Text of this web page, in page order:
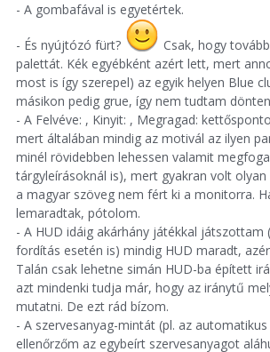
- A gombafával is egyetértek.
- És nyújtózó fürt?
Csak, hogy
palettát. Kék egyébként azért lett, mert
most is így szerepel) az egyik helyen Blue
másikon pedig grue, így nem tudtam
- A Felvéve: , Kinyit: , Megragad:
mert általában mindig az motivál az ilyen
minél rövidebben lehessen valamit
tárgyleírásoknál is), mert gyakran volt
a magyar szöveg nem fért ki a monitorra.
lemaradtak, pótolom.
- A HUD idáig akárhány játékkal játszottam
fordítás esetén is) mindig HUD maradt,
Talán csak lehetne simán HUD-ba épített
azt mindenki tudja már, hogy az iránytű
mutatni. De ezt rád bízom.
- A szervesanyag-mintát (pl. az automatikus
ellenőrzőm az egybeírt szervesanyagot